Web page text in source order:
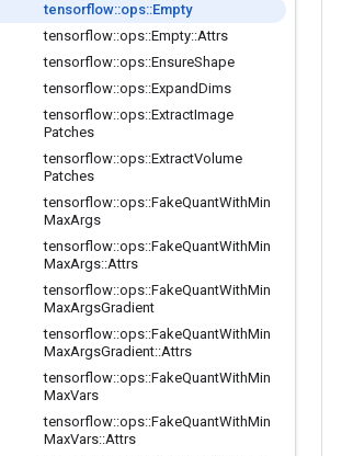
tensorflow::ops::Empty
tensorflow::ops::Empty::Attrs
tensorflow::ops::EnsureShape
tensorflow::ops::ExpandDims
tensorflow::ops::ExtractImage
Patches
tensorflow::ops::ExtractVolume
Patches
tensorflow::ops::FakeQuantWithMin
MaxArgs
tensorflow::ops::FakeQuantWithMin
MaxArgs::Attrs
tensorflow::ops::FakeQuantWithMin
MaxArgsGradient
tensorflow::ops::FakeQuantWithMin
MaxArgsGradient::Attrs
tensorflow::ops::FakeQuantWithMin
MaxVars
tensorflow::ops::FakeQuantWithMin
MaxVars::Attrs